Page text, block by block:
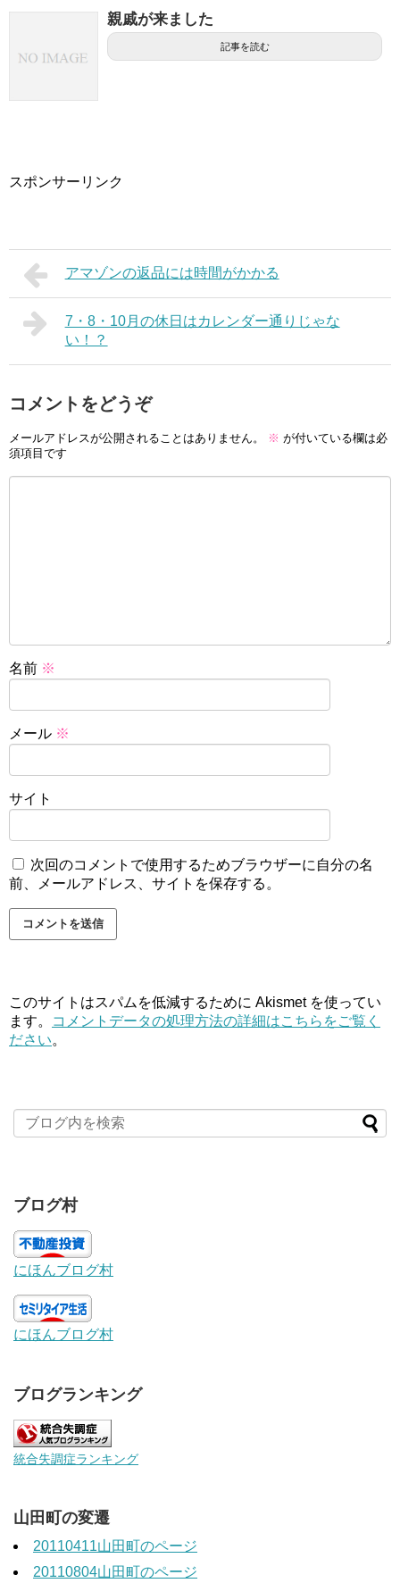
親戚が来ました
記事を読む
スポンサーリンク
アマゾンの返品には時間がかかる
7・8・10月の休日はカレンダー通りじゃな
い！？
コメントをどうぞ
メールアドレスが公開されることはありません。 ※ が付いている欄は必
須項目です
名前 ※
メール ※
サイト
次回のコメントで使用するためブラウザーに自分の名
前、メールアドレス、サイトを保存する。
このサイトはスパムを低減するために Akismet を使ってい
ます。
コメントデータの処理方法の詳細はこちらをご覧く
ださい。
ブログ村
にほんブログ村
にほんブログ村
ブログランキング
統合失調症ランキング
山田町の変遷
20110411山田町のページ
20110804山田町のページ